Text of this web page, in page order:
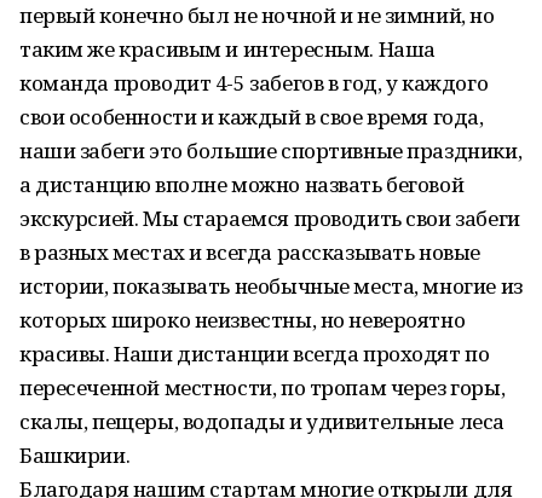
первый конечно был не ночной и не зимний, но
таким же красивым и интересным. Наша
команда проводит 4-5 забегов в год, у каждого
свои особенности и каждый в свое время года,
наши забеги это большие спортивные праздники,
а дистанцию вполне можно назвать беговой
экскурсией. Мы стараемся проводить свои забеги
в разных местах и всегда рассказывать новые
истории, показывать необычные места, многие из
которых широко неизвестны, но невероятно
красивы. Наши дистанции всегда проходят по
пересеченной местности, по тропам через горы,
скалы, пещеры, водопады и удивительные леса
Башкирии.
Благодаря нашим стартам многие открыли для